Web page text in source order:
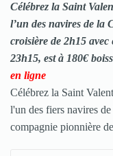
Célébrez la Saint
l’un des navires de la
croisière de 2h15
23h15, est à 180€
en ligne
Célébrez la Saint
l'un des fiers navires
compagnie pionnière